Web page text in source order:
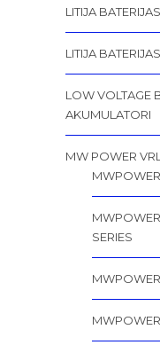
LITIJA
LITIJA
LOW VOLTAGE
AKUMULATORI
MW POWER
SERIES